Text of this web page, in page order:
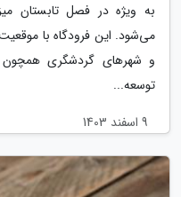
به ویژه در فصل تابستان
می‌شود. این فرودگاه با
و شهرهای گردشگری
توسعه...
9 اسفند 1403